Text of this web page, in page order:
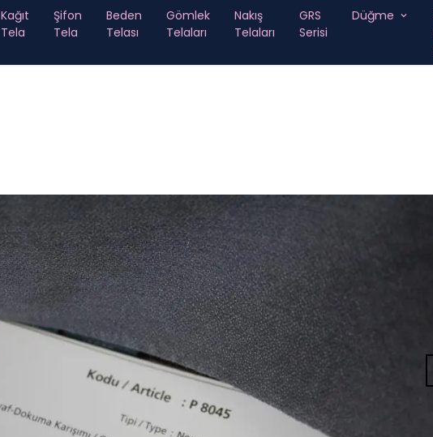
Kağıt
Tela
Şifon
Tela
Beden
Telası
Gömlek
Telaları
Nakış
Telaları
GRS
Serisi
Düğme